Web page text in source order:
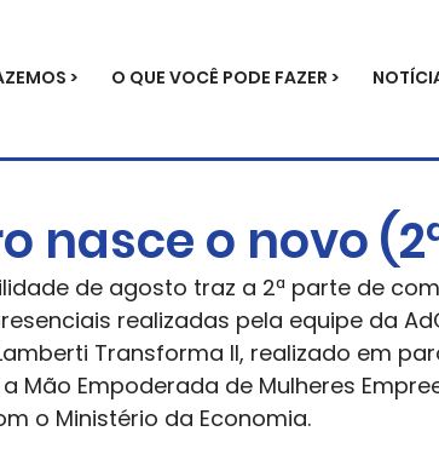
> O QUE VOCÊ PODE FAZER >
nasce o novo
de agosto traz a 2ª parte de
realizadas pela equipe da
Transforma II, realizado em
Mão Empoderada de Mulheres
o Ministério da Economia.